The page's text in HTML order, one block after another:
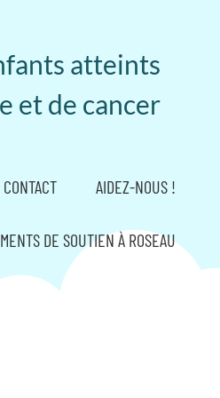
atteints
et de cancer
CONTACT AIDEZ-NOUS !
DE SOUTIEN À ROSEAU